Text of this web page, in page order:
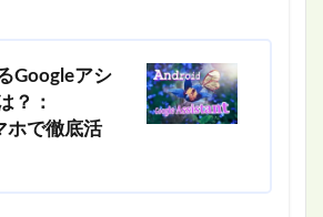
Googleアシ
？：
ホで徹底活